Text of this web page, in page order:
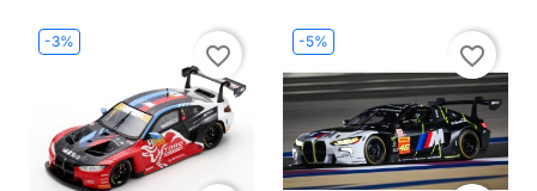
-3%
favorite_border
-5%
favorite_border